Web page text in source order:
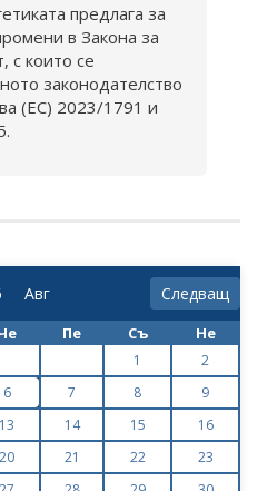
предлага за
в Закона за
с които се
законодателство
(ЕС) 2023/1791 и
Следващ
Пе Съ Не
1
2
6 7 8
9
13 14 15
16
20 21 22
23